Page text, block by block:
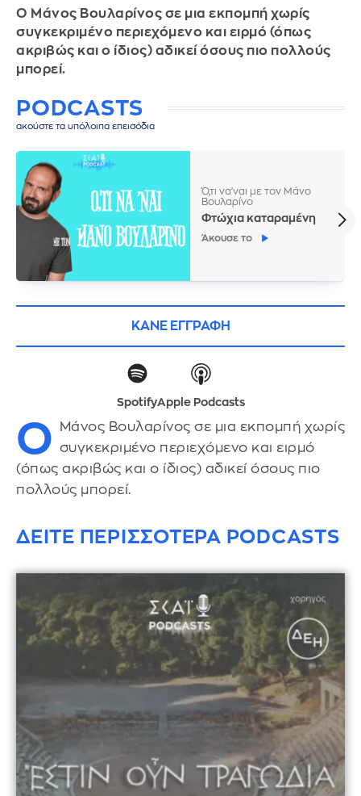
Ο Μάνος Βουλαρίνος σε μια εκπομπή χωρίς
συγκεκριμένο περιεχόμενο και ειρμό (όπως
ακριβώς και ο ίδιος) αδικεί όσους πιο πολλούς
μπορεί.
PODCASTS
ακούστε τα υπόλοιπα επεισόδια
Ό,τι να'ναι με τον Μάνο
Βουλαρίνο
Φτώχια καταραμένη
Άκουσε το
ΚΑΝΕ ΕΓΓΡΑΦΗ
SpotifyApple Podcasts
Ο
Μάνος Βουλαρίνος σε μια εκπομπή χωρίς
συγκεκριμένο περιεχόμενο και ειρμό
(όπως ακριβώς και ο ίδιος) αδικεί όσους πιο
πολλούς μπορεί.
ΔΕΙΤΕ ΠΕΡΙΣΣΟΤΕΡΑ PODCASTS